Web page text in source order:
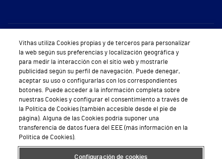
Sobre Vithas
Quiénes somos
Trabajar en Vithas
Teléfono Cita Médica
Teléfono Atención al Cliente
Política de seguridad y salud en el trabajo
Conoce a Supervita
Vithas utiliza Cookies propias y de terceros para personalizar
la web según sus preferencias y localización geográfica y
para medir la interacción con el sitio web y mostrarle
publicidad según su perfil de navegación. Puede denegar,
aceptar su uso o configurarlas con los correspondientes
botones. Puede acceder a la información completa sobre
nuestras Cookies y configurar el consentimiento a través de
la Política de Cookies (también accesible desde el pie de
página). Alguna de las Cookies podría suponer una
transferencia de datos fuera del EEE (más información en la
Política de Cookies).
Configuración de cookies